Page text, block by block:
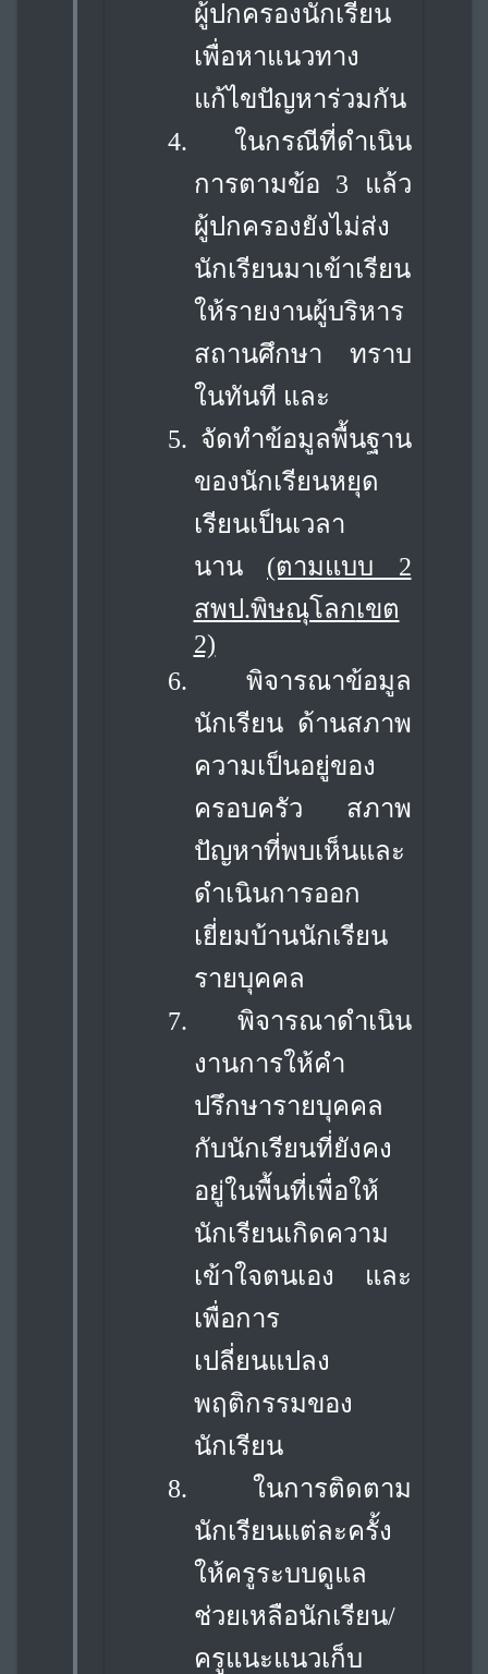
ผู้ปกครองนักเรียน
เพื่อหาแนวทาง
แก้ไขปัญหาร่วมกัน
4.
ในกรณีที่ดำเนิน
การตามข้อ 3 แล้ว
ผู้ปกครองยังไม่ส่ง
นักเรียนมาเข้าเรียน
ให้รายงานผู้บริหาร
สถานศึกษา ทราบ
ในทันที และ
5. จัดทำข้อมูลพื้นฐาน
ของนักเรียนหยุด
เรียนเป็นเวลา
นาน (ตามแบบ 2
สพป.พิษณุโลกเขต
2)
6.
พิจารณาข้อมูล
นักเรียน ด้านสภาพ
ความเป็นอยู่ของ
ครอบครัว สภาพ
ปัญหาที่พบเห็นและ
ดำเนินการออก
เยี่ยมบ้านนักเรียน
รายบุคคล
7.
พิจารณาดำเนิน
งานการให้คำ
ปรึกษารายบุคคล
กับนักเรียนที่ยังคง
อยู่ในพื้นที่เพื่อให้
นักเรียนเกิดความ
เข้าใจตนเอง และ
เพื่อการ
เปลี่ยนแปลง
พฤติกรรมของ
นักเรียน
8.
ในการติดตาม
นักเรียนแต่ละครั้ง
ให้ครูระบบดูแล
ช่วยเหลือนักเรียน/
ครูแนะแนวเก็บ